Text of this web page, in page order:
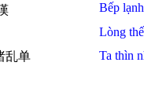
Bếp
Lòng thế
乱单
Ta thìn